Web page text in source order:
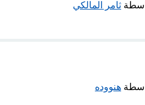
ثامر المالكي
هنووده